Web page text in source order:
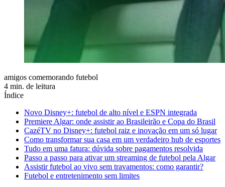
amigos comemorando futebol
4 min. de leitura
Índice
Novo Disney+: futebol de alto nível e ESPN integrada
Premiere Algar: onde assistir ao Brasileirão e Copa do Brasil
CazéTV no Disney+: futebol raiz e inovação em um só lugar
Como transformar sua casa em um verdadeiro hub de esportes
Tudo em uma fatura: dúvida sobre pagamentos resolvida
Passo a passo para ativar um streaming de futebol pela Algar
Assistir futebol ao vivo sem travamentos: como garantir?
Futebol e entretenimento sem limites